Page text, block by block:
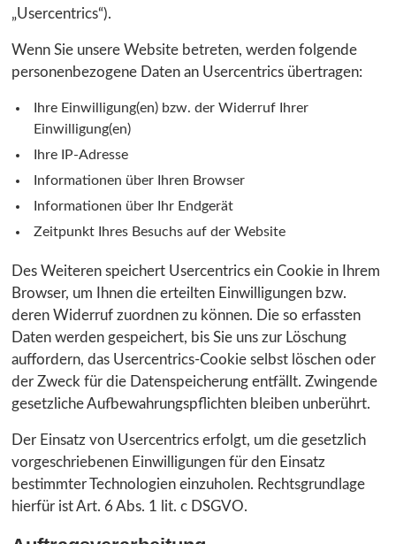
„Usercentrics“).
Wenn Sie unsere Website betreten, werden folgende
personenbezogene Daten an Usercentrics übertragen:
Ihre Einwilligung(en) bzw. der Widerruf Ihrer
Einwilligung(en)
Ihre IP-Adresse
Informationen über Ihren Browser
Informationen über Ihr Endgerät
Zeitpunkt Ihres Besuchs auf der Website
Des Weiteren speichert Usercentrics ein Cookie in Ihrem
Browser, um Ihnen die erteilten Einwilligungen bzw.
deren Widerruf zuordnen zu können. Die so erfassten
Daten werden gespeichert, bis Sie uns zur Löschung
auffordern, das Usercentrics-Cookie selbst löschen oder
der Zweck für die Datenspeicherung entfällt. Zwingende
gesetzliche Aufbewahrungspflichten bleiben unberührt.
Der Einsatz von Usercentrics erfolgt, um die gesetzlich
vorgeschriebenen Einwilligungen für den Einsatz
bestimmter Technologien einzuholen. Rechtsgrundlage
hierfür ist Art. 6 Abs. 1 lit. c DSGVO.